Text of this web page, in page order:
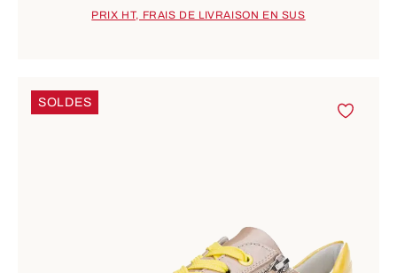
PRIX HT, FRAIS DE LIVRAISON EN SUS
SOLDES